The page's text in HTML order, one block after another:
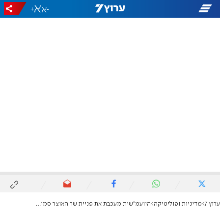
-
+
ערוץ 7 מדיניות ופוליטיקה היועמ"שית מעכבת את פניית שר האוצר סמוטריץ' לבית הדין לעבודה